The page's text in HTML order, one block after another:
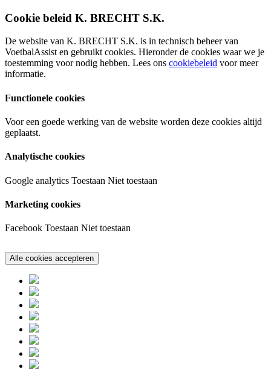
Cookie beleid K. BRECHT S.K.
De website van K. BRECHT S.K. is in technisch beheer van
VoetbalAssist en gebruikt cookies. Hieronder de cookies waar we je
toestemming voor nodig hebben. Lees ons cookiebeleid voor meer
informatie.
Functionele cookies
Voor een goede werking van de website worden deze cookies altijd
geplaatst.
Analytische cookies
Google analytics Toestaan Niet toestaan
Marketing cookies
Facebook Toestaan Niet toestaan